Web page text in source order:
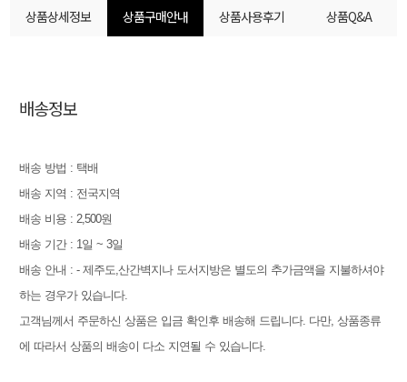
상품상세정보 상품구매안내 상품사용후기 상품Q&A
배송정보
배송 방법 : 택배
배송 지역 : 전국지역
배송 비용 : 2,500원
배송 기간 : 1일 ~ 3일
배송 안내 : - 제주도,산간벽지나 도서지방은 별도의 추가금액을 지불하셔야
하는 경우가 있습니다.
고객님께서 주문하신 상품은 입금 확인후 배송해 드립니다. 다만, 상품종류
에 따라서 상품의 배송이 다소 지연될 수 있습니다.